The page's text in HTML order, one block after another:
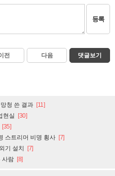
등록
전 다음 댓글보기
청 쓴 결과 [11]
현실 [30]
[35]
스트리머 비명 횡사 [7]
기 설치 [7]
사람 [8]